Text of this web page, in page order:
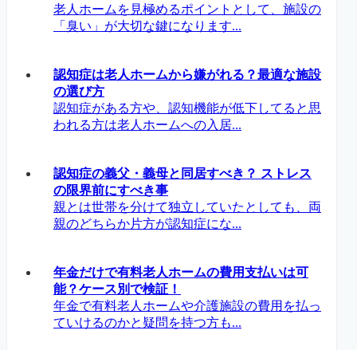
老人ホームを見極めるポイントとして、施設の
「臭い」が大切な鍵になります...
認知症は老人ホームから嫌がれる？最適な施設
の選び方
認知症がある方や、認知機能が低下してると思
われる方は老人ホームへの入居...
認知症の義父・義母と同居すべき？ ストレス
の限界前にすべき事
親とは世帯を分けて独立していたとしても、両
親のどちらか片方が認知症にな...
年金だけで有料老人ホームの費用支払いは可
能？ケース別で検証！
年金で有料老人ホームや介護施設の費用を払っ
ていけるのかと疑問を持つ方も...